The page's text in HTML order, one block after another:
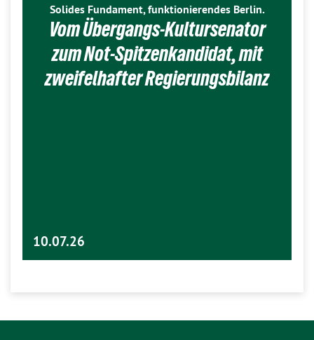
Solides Fundament, funktionierendes Berlin.
Vom Übergangs-Kultursenator
zum Not-Spitzenkandidat, mit
zweifelhafter Regierungsbilanz
10.07.26